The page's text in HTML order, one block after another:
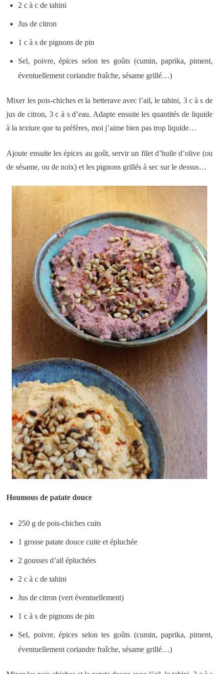
2 c à c de tahini
Jus de citron
1 c à s de pignons de pin
Sel, poivre, épices selon tes goûts (cumin, paprika, piment,
éventuellement coriandre fraîche, sésame grillé…)
Mixer les pois-chiches et la betterave avec l’ail, le tahini, 3 c à s de
jus de citron, 3 c à s d’eau. Adapte ensuite les quantités de liquide
à la texture que tu préfères, moi j’aime bien pas trop liquide…
Ajoute ensuite les épices au goût, servir un filet d’huile d’olive (ou
de sésame, ou de noix) et les pignons grillés à sec sur le dessus…
Houmous de patate douce
250 g de pois-chiches cuits
1 grosse patate douce cuite et épluchée
2 gousses d’ail épluchées
2 c à c de tahini
Jus de citron (vert éventuellement)
1 c à s de pignons de pin
Sel, poivre, épices selon tes goûts (cumin, paprika, piment,
éventuellement coriandre fraîche, sésame grillé…)